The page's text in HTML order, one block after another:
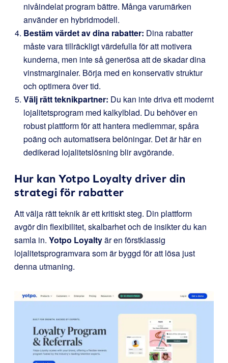
nivåindelat program bättre. Många varumärken
använder en hybridmodell.
Bestäm värdet av dina rabatter: Dina rabatter
måste vara tillräckligt värdefulla för att motivera
kunderna, men inte så generösa att de skadar dina
vinstmarginaler. Börja med en konservativ struktur
och optimera över tid.
Välj rätt teknikpartner: Du kan inte driva ett modernt
lojalitetsprogram med kalkylblad. Du behöver en
robust plattform för att hantera medlemmar, spåra
poäng och automatisera belöningar. Det är här en
dedikerad lojalitetslösning blir avgörande.
Hur kan Yotpo Loyalty driver din
strategi för rabatter
Att välja rätt teknik är ett kritiskt steg. Din plattform
avgör din flexibilitet, skalbarhet och de insikter du kan
samla in. Yotpo Loyaltyär en förstklassig
lojalitetsprogramvara som är byggd för att lösa just
denna utmaning.